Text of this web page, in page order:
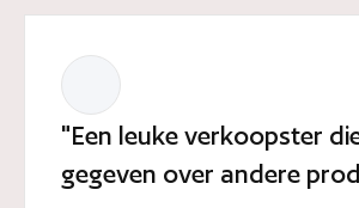
"Een leuke verkoopster
gegeven over andere